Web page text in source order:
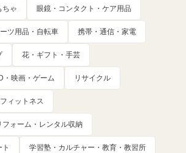
ちゃ 眼鏡・コンタクト・ケア用品
ツ用品・自転車 携帯・通信・家電
花・ギフト・手芸
・映画・ゲーム リサイクル
ィットネス
ォーム・レンタル収納
学習塾・カルチャー・教育・教習所